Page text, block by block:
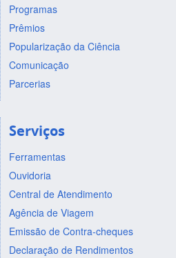
Pathogen Free - SPF)
Programas
Prêmios
Popularização da Ciência
Comunicação
Parcerias
Serviços
Ferramentas
Ouvidoria
Central de Atendimento
Agência de Viagem
Emissão de Contra-cheques
Declaração de Rendimentos